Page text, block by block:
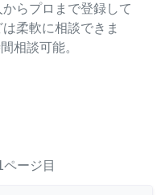
らプロまで登録して
柔軟に相談できま
相談可能。
ページ目